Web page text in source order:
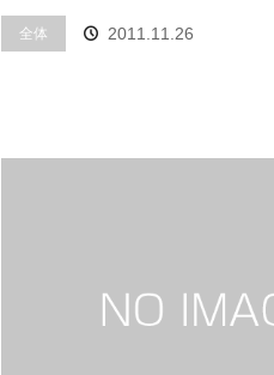
全体 2011.11.26